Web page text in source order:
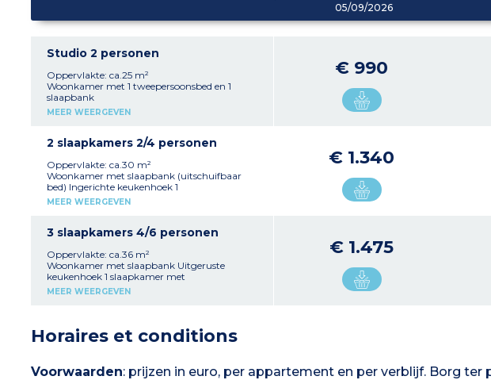
05/09/2026
Studio 2 personen
Oppervlakte: ca.25 m²
Woonkamer met 1 tweepersoonsbed en 1
slaapbank
Uitgeruste keuken
Gelegen op de 1e verdieping of begane grond
MEER WEERGEVEN
€ 990
2 slaapkamers 2/4 personen
Oppervlakte: ca.30 m²
Woonkamer met slaapbank (uitschuifbaar
bed) Ingerichte keukenhoek 1
tweepersoonskamer Gelegen op de begane
MEER WEERGEVEN
€ 1.340
3 slaapkamers 4/6 personen
Oppervlakte: ca.36 m²
Woonkamer met slaapbank Uitgeruste
keukenhoek 1 slaapkamer met
tweepersoonsbed 1 slaapkamer met twee
MEER WEERGEVEN
€ 1.475
Horaires et conditions
Voorwaarden: prijzen in euro, per appartement en per verblijf. Borg